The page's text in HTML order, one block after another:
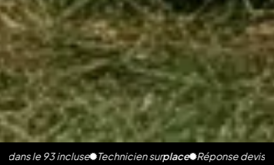
incluse Technicien surplace Réponse devis en 2h